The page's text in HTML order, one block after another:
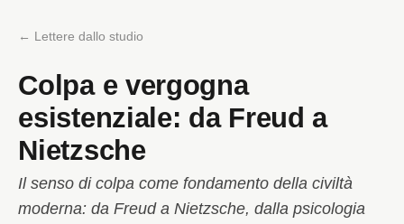
← Lettere dallo studio
Colpa e vergogna
esistenziale: da Freud a
Nietzsche
Il senso di colpa come fondamento della civiltà
moderna: da Freud a Nietzsche, dalla psicologia